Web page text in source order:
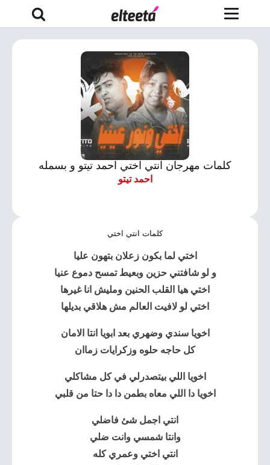
كلمات مهرجان انتي اختي احمد تيتو و بسمله
احمد تيتو
كلمات انتي اختي
اختي لما بكون زعلان بتهون عليا
و لو شافتني حزين وبعيط تمسح دموع عنيا
اختي هيا القلب الحنين ومليش انا غيرها
اختي لو لافيت العالم مش هلاقي بديلها
اخويا سندي وضهري بعد ابويا انتا الامان
كل حاجه حلوه وزكرايات زماان
اخويا اللي بيتصدرلي في كل مشاكلي
اخويا دا اللي معاه بطمن دا دا حتا من قلبي
انتي اجمل شئ فاضلي
وانتا شمسي وانت ضلي
انتي اختي وعمري كله